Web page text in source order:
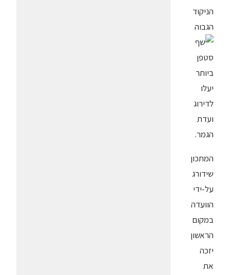
הניקוד
הגבוה
ביותר
יעלו
לדירוג
ועדת
הגמר.
המתכון
שידורג
על-ידי
הוועדה
במקום
הראשון
יזכה
את